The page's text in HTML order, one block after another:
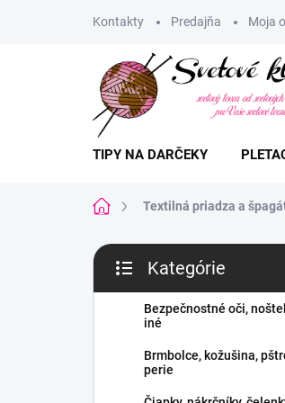
Kontakty Predajňa Moja
TIPY NA DARČEKY
DomovTextilná priadza a
B
č
kategórie
Kategórie
Bezpečnostné oči,
iné
Brmbolce, kožušina,
perie